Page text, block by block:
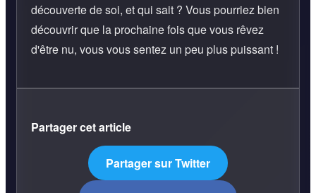
découverte de soi, et qui sait ? Vous pourriez bien
découvrir que la prochaine fois que vous rêvez
d'être nu, vous vous sentez un peu plus puissant !
Partager cet article
Partager sur Twitter